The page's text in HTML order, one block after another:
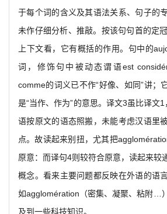
于每个词的含义及其语法关系、句子的
未作仔细分析、推敲。按该句句首的定
上下文看，它有概括的作用。句中的
词，修饰句中被动态谓语est
comme的词义已不作“好像、如同”讲；
是“当作、作为”的意思。译文3虽比译文
语按原文的语态照搬，未能考虑汉语里
点。故读起来别扭，尤其把
原意：而译句4则较符合原意，读起来较
概念。看来主要问题都反映在外语的语
如agglomération（密集、凝聚、粘附…
及到一些科技知识。